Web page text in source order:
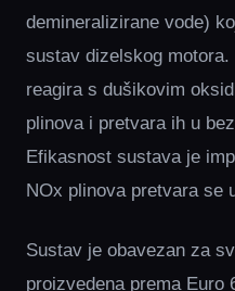
demineralizirane vode)
sustav dizelskog
reagira s dušikovim
plinova i pretvara ih u
Efikasnost sustava je
NOx plinova pretvara se
Sustav je obavezan za
proizvedena prema Euro